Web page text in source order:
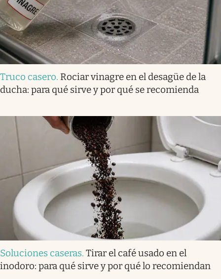
Truco casero. Rociar vinagre en el desagüe de la
ducha: para qué sirve y por qué se recomienda
Soluciones caseras. Tirar el café usado en el
inodoro: para qué sirve y por qué lo recomiendan